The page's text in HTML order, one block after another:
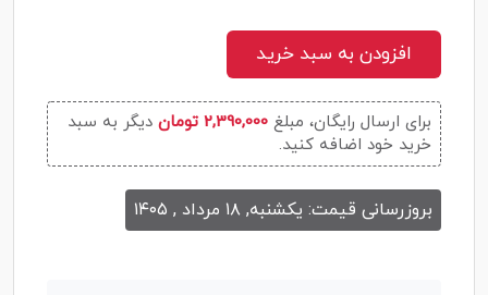
افزودن به سبد خرید
برای ارسال رایگان، مبلغ 2,390,000 تومان
دیگر به سبد
خرید خود اضافه کنید.
بروزرسانی قیمت: یکشنبه, ۱۸ مرداد , ۱۴۰۵